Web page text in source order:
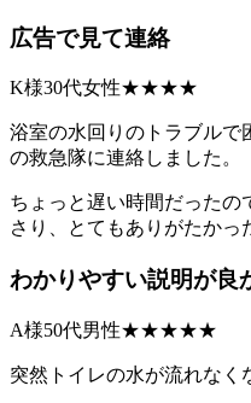
広告で見て連絡
K様30代女性★★★★
浴室の水回りのトラブルで
の救急隊に連絡しました。
ちょっと遅い時間だったの
さり、とてもありがたかっ
わかりやすい説明が良
A様50代男性★★★★★
突然トイレの水が流れなく